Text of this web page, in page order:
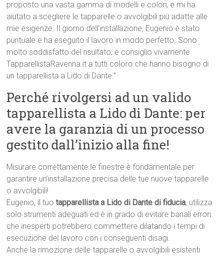
proposto una vasta gamma di modelli e colori, e mi ha
aiutato a scegliere le tapparelle o avvolgibili più adatte alle
mie esigenze. Il giorno dell’installazione, Eugenio è stato
puntuale e ha eseguito il lavoro in modo perfetto. Sono
molto soddisfatto del risultato, e consiglio vivamente
TapparellistaRavenna.it a tutti coloro che hanno bisogno di
un tapparellista a Lido di Dante.”
Perché rivolgersi ad un valido
tapparellista a Lido di Dante: per
avere la garanzia di un processo
gestito dall’inizio alla fine!
Misurare correttamente le finestre è fondamentale per
garantire un’installazione precisa delle tue nuove tapparelle
o avvolgibili!
Eugenio, il tuotapparellista a Lido di Dante di fiducia, utilizza
solo strumenti adeguati ed è in grado di evitare banali errori
che inesperti potrebbero commettere dilatando i tempi di
esecuzione del lavoro con i conseguenti disagi.
Anche la rimozione delle tapparelle o avvolgibili esistenti